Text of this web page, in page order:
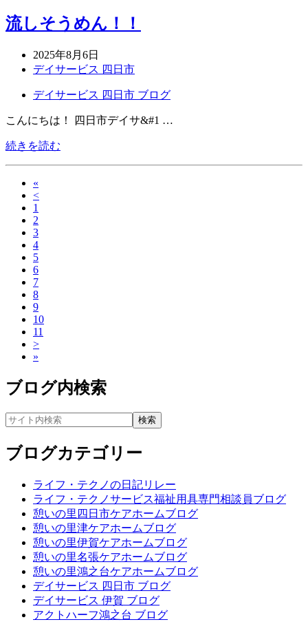
流しそうめん！！
2025年8月6日
デイサービス 四日市
デイサービス 四日市 ブログ
こんにちは！ 四日市デイサ&#1 …
続きを読む
«
<
1
2
3
4
5
6
7
8
9
10
11
>
»
ブログ内検索
ブログカテゴリー
ライフ・テクノの日記リレー
ライフ・テクノサービス福祉用具専門相談員ブログ
憩いの里四日市ケアホームブログ
憩いの里津ケアホームブログ
憩いの里伊賀ケアホームブログ
憩いの里名張ケアホームブログ
憩いの里鴻之台ケアホームブログ
デイサービス 四日市 ブログ
デイサービス 伊賀 ブログ
アクトハーフ鴻之台 ブログ